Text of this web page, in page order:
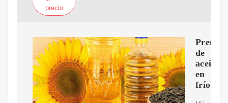
precio
de
aceite
en
frío